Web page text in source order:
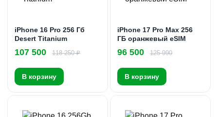
iPhone 16 Pro 256 Гб
Desert Titanium
107 500 118 250 ₽
В корзину
iPhone 17 Pro Max 256
ГБ оранжевый eSIM
96 500 125 990
В корзину